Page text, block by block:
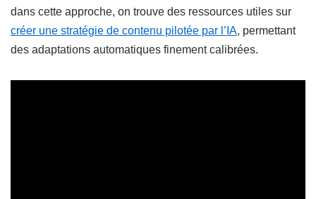
dans cette approche, on trouve des ressources utiles sur
créer une stratégie de contenu pilotée par l’IA, permettant
des adaptations automatiques finement calibrées.